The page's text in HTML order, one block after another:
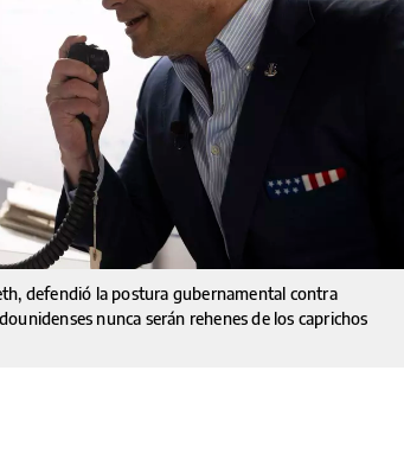
defendió la postura gubernamental contra
nunca serán rehenes de los caprichos